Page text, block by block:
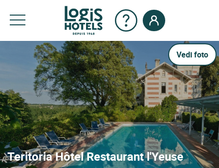
Vedi foto
Teritoria Hôtel Restaurant l'Yeuse